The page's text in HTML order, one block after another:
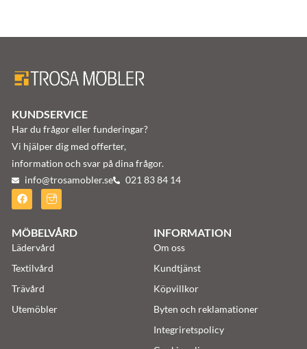
KUNDSERVICE
Har du frågor eller funderingar?
Vi hjälper dig med offerter,
information och svar på dina frågor.
info@trosamobler.se 021 83 84 14
MÖBELVÅRD
Lädervård
Textilvård
Trävård
Utemöbler
INFORMATION
Om oss
Kundtjänst
Köpvillkor
Byten och reklamationer
Integriretspolicy